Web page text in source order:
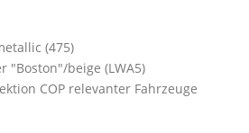
(475)
"Boston"/beige (LWA5)
COP relevanter Fahrzeuge